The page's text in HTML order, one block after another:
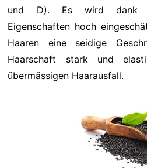
und D). Es wird dank
Eigenschaften hoch
Haaren eine seidige
Haarschaft stark und
übermässigen Haarausfall.